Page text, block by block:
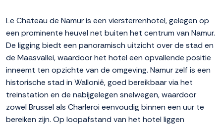
Le Chateau de Namur is een viersterrenhotel, gelegen op
een prominente heuvel net buiten het centrum van Namur.
De ligging biedt een panoramisch uitzicht over de stad en
de Maasvallei, waardoor het hotel een opvallende positie
inneemt ten opzichte van de omgeving. Namur zelf is een
historische stad in Wallonië, goed bereikbaar via het
treinstation en de nabijgelegen snelwegen, waardoor
zowel Brussel als Charleroi eenvoudig binnen een uur te
bereiken zijn. Op loopafstand van het hotel liggen